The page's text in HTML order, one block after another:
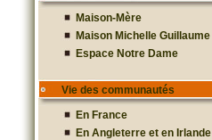
Maison-Mère
Maison Michelle Guillaume
Espace Notre Dame
Vie des communautés
En France
En Angleterre et en Irlande